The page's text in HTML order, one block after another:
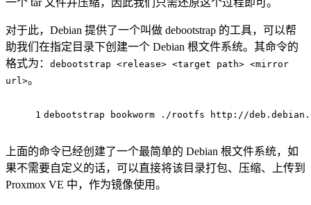
对于此，Debian 提供了一个叫做 debootstrap 的工具，可以帮
助我们在指定目录下创建一个 Debian 根文件系统。其命令的
格式为： debootstrap <release> <target path> <mirror
url>。
1 debootstrap bookworm ./rootfs http://
上面的命令已经创建了一个最简单的 Debian 根文件系统，如
果不需要自定义的话，可以直接将该目录打包、压缩、上传到
Proxmox VE 中，作为镜像使用。